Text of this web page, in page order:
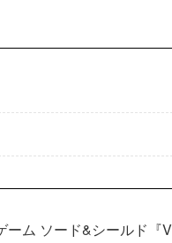
ーム ソード&シールド